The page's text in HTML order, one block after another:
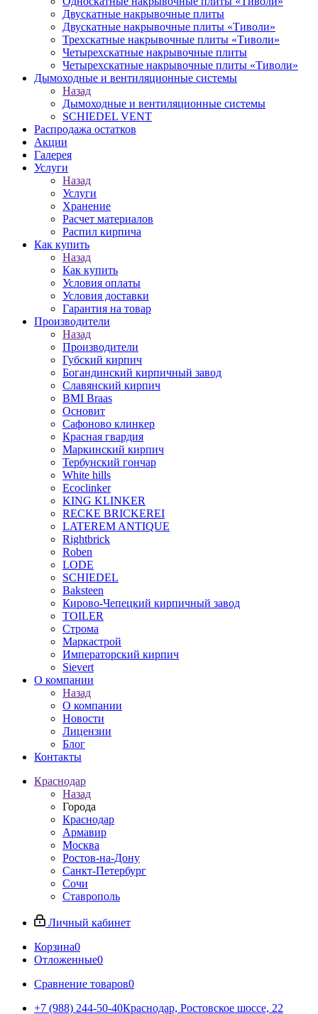
Двускатные накрывочные плиты
Двускатные накрывочные плиты «Тиволи»
Трехскатные накрывочные плиты «Тиволи»
Четырехскатные накрывочные плиты
Четырехскатные накрывочные плиты «Тиволи»
Дымоходные и вентиляционные системы
Назад
Дымоходные и вентиляционные системы
SCHIEDEL VENT
Распродажа остатков
Акции
Галерея
Услуги
Назад
Услуги
Хранение
Расчет материалов
Распил кирпича
Как купить
Назад
Как купить
Условия оплаты
Условия доставки
Гарантия на товар
Производители
Назад
Производители
Губский кирпич
Богандинский кирпичный завод
Славянский кирпич
BMI Braas
Основит
Сафоново клинкер
Красная гвардия
Маркинский кирпич
Тербунский гончар
White hills
Ecoclinker
KING KLINKER
RECKE BRICKEREI
LATEREM ANTIQUE
Rightbrick
Roben
LODE
SCHIEDEL
Baksteen
Кирово-Чепецкий кирпичный завод
TOILER
Строма
Маркастрой
Императорский кирпич
Sievert
О компании
Назад
О компании
Новости
Лицензии
Блог
Контакты
Краснодар
Назад
Города
Краснодар
Армавир
Москва
Ростов-на-Дону
Санкт-Петербург
Сочи
Ставрополь
Личный кабинет
Корзина0
Отложенные0
Сравнение товаров0
+7 (988) 244-50-40Краснодар, Ростовское шоссе, 22